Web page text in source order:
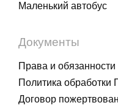
Маленький автобус
Документы
Права и обязанности
Политика обработки
Договор